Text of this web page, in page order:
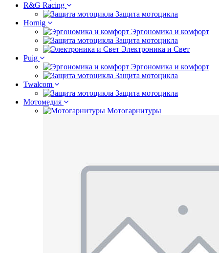
R&G Racing
Защита мотоцикла
Hornig
Эргономика и комфорт
Защита мотоцикла
Электроника и Свет
Puig
Эргономика и комфорт
Защита мотоцикла
Twalcom
Защита мотоцикла
Мотомедия
Мотогарнитуры